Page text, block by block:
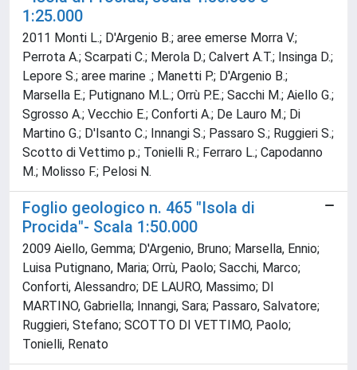
1:25.000
2011 Monti L.; D'Argenio B.; aree emerse Morra V.;
Perrota A.; Scarpati C.; Merola D.; Calvert A.T.; Insinga D.;
Lepore S.; aree marine .; Manetti P.; D'Argenio B.;
Marsella E.; Putignano M.L.; Orrù P.E.; Sacchi M.; Aiello G.;
Sgrosso A.; Vecchio E.; Conforti A.; De Lauro M.; Di
Martino G.; D'Isanto C.; Innangi S.; Passaro S.; Ruggieri S.;
Scotto di Vettimo p.; Tonielli R.; Ferraro L.; Capodanno
M.; Molisso F.; Pelosi N.
Foglio geologico n. 465 "Isola di
Procida"- Scala 1:50.000
2009 Aiello, Gemma; D'Argenio, Bruno; Marsella, Ennio;
Luisa Putignano, Maria; Orrù, Paolo; Sacchi, Marco;
Conforti, Alessandro; DE LAURO, Massimo; DI
MARTINO, Gabriella; Innangi, Sara; Passaro, Salvatore;
Ruggieri, Stefano; SCOTTO DI VETTIMO, Paolo;
Tonielli, Renato